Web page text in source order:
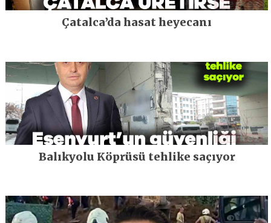
Çatalca’da hasat heyecanı
Balıkyolu Köprüsü tehlike saçıyor